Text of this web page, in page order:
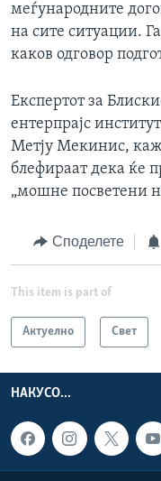
меѓународните
на сите ситуации.
каков одговор
Експертот за
ентерпрајс
Метју Мекинис,
блефираат дека ќе
„мошне посветени
Споделете
This item is part of
Актуелно Свет
НАКУСО...